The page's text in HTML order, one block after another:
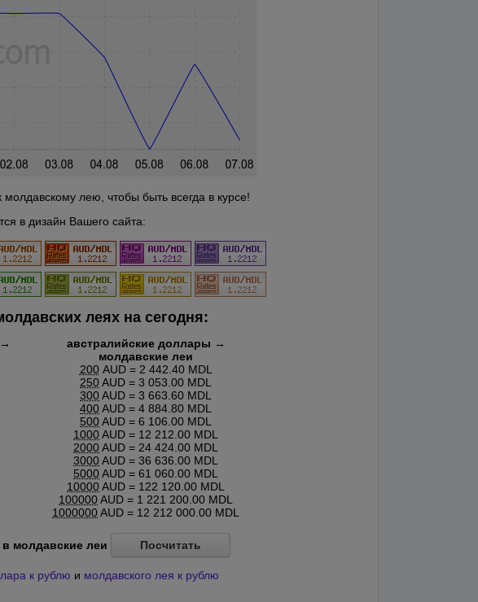
лею, чтобы быть всегда в курсе!
в дизайн Вашего сайта:
леях на сегодня:
австралийские доллары →
молдавские леи
200AUD = 2 442.40 MDL
250AUD = 3 053.00 MDL
300AUD = 3 663.60 MDL
400AUD = 4 884.80 MDL
500AUD = 6 106.00 MDL
1000AUD = 12 212.00 MDL
2000AUD = 24 424.00 MDL
3000AUD = 36 636.00 MDL
5000AUD = 61 060.00 MDL
10000AUD = 122 120.00 MDL
100000AUD = 1 221 200.00 MDL
1000000AUD = 12 212 000.00 MDL
молдавские леи Посчитать
к рублю и молдавского лея к рублю